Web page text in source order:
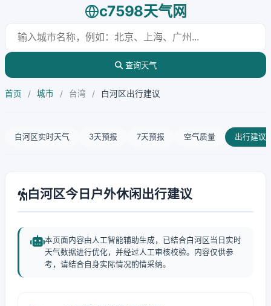
c7598天气网
查询天气
首页 / 城市 / 台湾 / 白河区出行建议
白河区实时天气 3天预报 7天预报 空气质量 出行建议
白河区今日户外休闲出行建议
本页面内容由人工智能辅助生成，已结合白河区当日实时
天气数据进行优化，并经过人工审核校验。内容仅供参
考，请结合自身实际情况酌情采纳。